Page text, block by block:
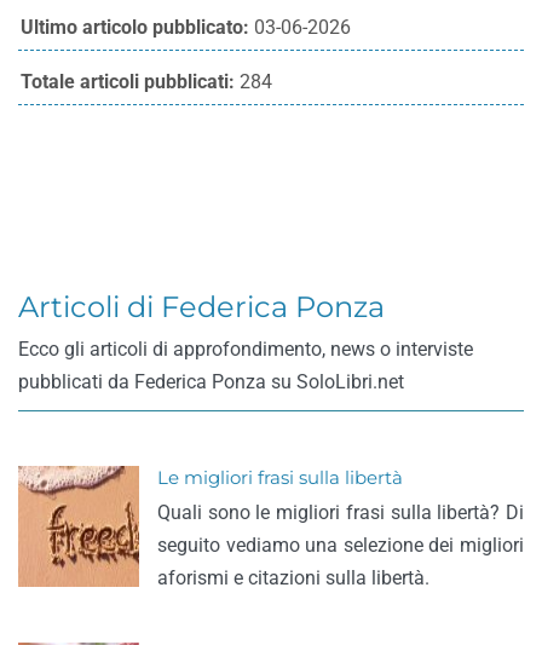
Ultimo articolo pubblicato: 03-06-2026
Totale articoli pubblicati: 284
Articoli di Federica Ponza
Ecco gli articoli di approfondimento, news o interviste
pubblicati da Federica Ponza su SoloLibri.net
Le migliori frasi sulla libertà
Quali sono le migliori frasi sulla libertà? Di
seguito vediamo una selezione dei migliori
aforismi e citazioni sulla libertà.